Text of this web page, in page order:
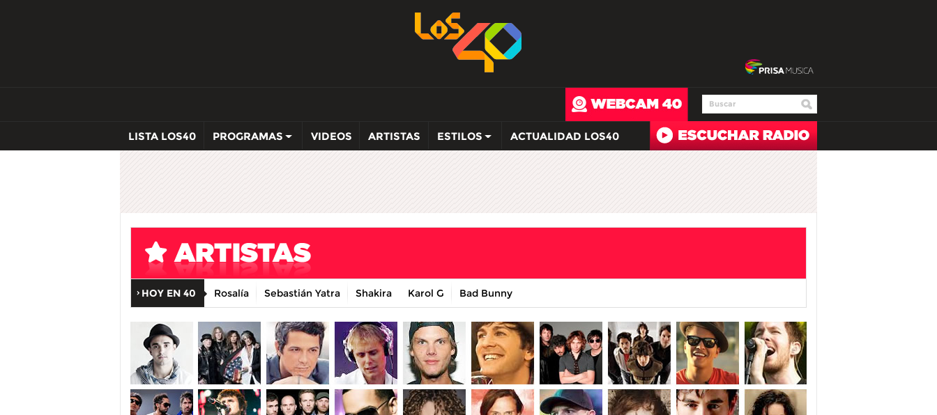
LISTA LOS40 PROGRAMAS VIDEOS ARTISTAS ESTILOS ACTUALIDAD LOS40
HOY EN 40 Rosalía Sebastián Yatra Shakira Karol G Bad Bunny